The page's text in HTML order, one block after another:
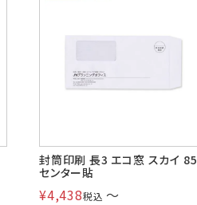
封筒印刷 長3 エコ窓 スカイ 85
センター貼
¥4,438税込 〜